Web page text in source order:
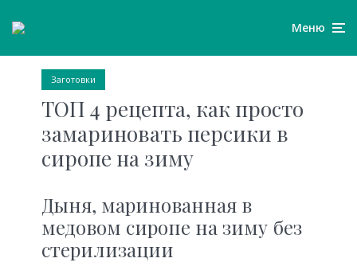
Меню
Заготовки
ТОП 4 рецепта, как просто
замариновать персики в
сиропе на зиму
Дыня, маринованная в
медовом сиропе на зиму без
стерилизации